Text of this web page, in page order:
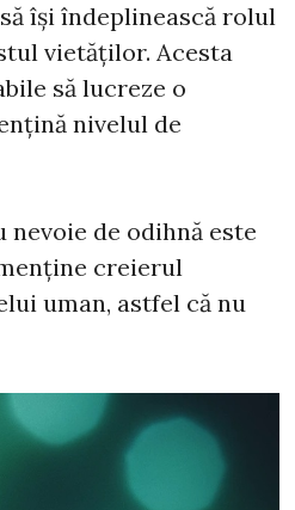
își îndeplinească rolul
vietăților. Acesta
să lucreze o
nivelul de
de odihnă este
creierul
uman, astfel că nu